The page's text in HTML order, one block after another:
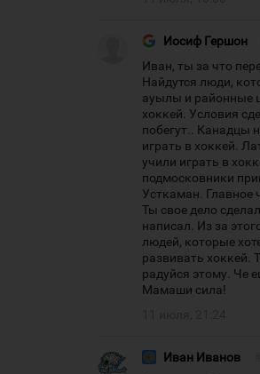
Иосиф Гершон
Иван, ты за что
Найдутся люди,
ауылы и районные
хоккей. Условия
побегут.. Канадцы
играть в хоккей.
учили играть в
подмосковники
Усткаман.
Ты свое дело
написал. Из за
людей, которые
развивать хоккей.
радуйся этому. Че
Мамаши сила!
Иван Иванов